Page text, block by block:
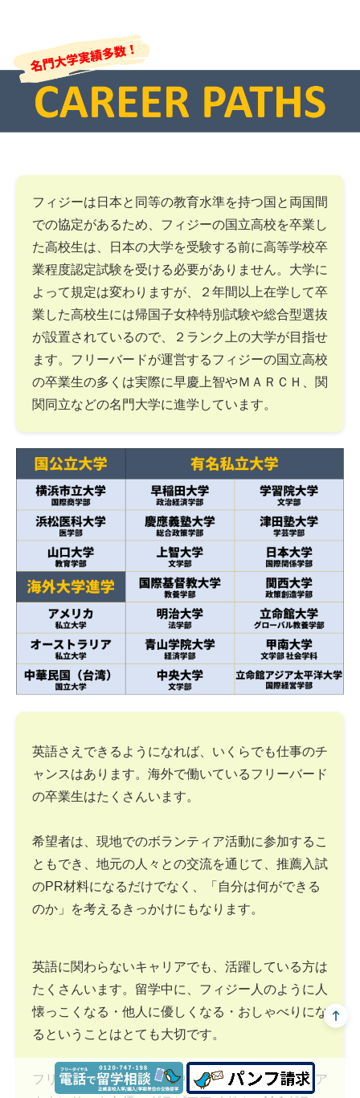
フィジーは日本と同等の教育水準を持つ国と両国間
での協定があるため、フィジーの国立高校を卒業し
た高校生は、日本の大学を受験する前に高等学校卒
業程度認定試験を受ける必要がありません。大学に
よって規定は変わりますが、２年間以上在学して卒
業した高校生には帰国子女枠特別試験や総合型選抜
が設置されているので、２ランク上の大学が目指せ
ます。フリーバードが運営するフィジーの国立高校
の卒業生の多くは実際に早慶上智やＭＡＲＣＨ、関
関同立などの名門大学に進学しています。
英語さえできるようになれば、いくらでも仕事のチ
ャンスはあります。海外で働いているフリーバード
の卒業生はたくさんいます。
希望者は、現地でのボランティア活動に参加するこ
ともでき、地元の人々との交流を通じて、推薦入試
のPR材料になるだけでなく、「自分は何ができる
のか」を考えるきっかけにもなります。
英語に関わらないキャリアでも、活躍している方は
たくさんいます。留学中に、フィジー人のように人
懐っこくなる・他人に優しくなる・おしゃべりにな
るということはとても大切です。
フリーバードの卒業生の中には、テレビ局の女子ア